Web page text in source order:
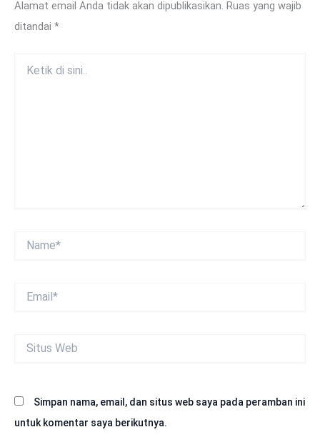
Alamat email Anda tidak akan dipublikasikan. Ruas yang wajib
ditandai *
Web
Simpan nama, email, dan situs web saya pada peramban ini
untuk komentar saya berikutnya.